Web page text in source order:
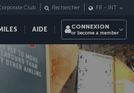
AIDE
Club Rechercher FR - INT
CONNEXION
or become a member